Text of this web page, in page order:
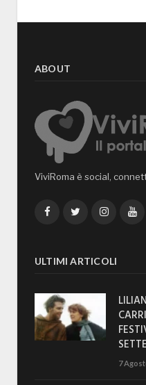
ABOUT
ViviRoma è social,
FacebookTwitterInstagram
ULTIMI ARTICOLI
7